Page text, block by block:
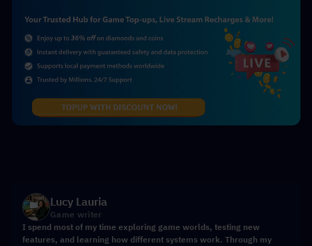
Lucy Lauria
Game writer
I spend most of my time exploring game worlds, testing new
features, and learning how different systems work. Through my